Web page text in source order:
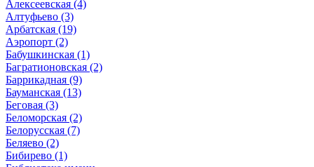
Алексеевская (4)
Алтуфьево (3)
Арбатская (19)
Аэропорт (2)
Бабушкинская (1)
Багратионовская (2)
Баррикадная (9)
Бауманская (13)
Беговая (3)
Беломорская (2)
Белорусская (7)
Беляево (2)
Бибирево (1)